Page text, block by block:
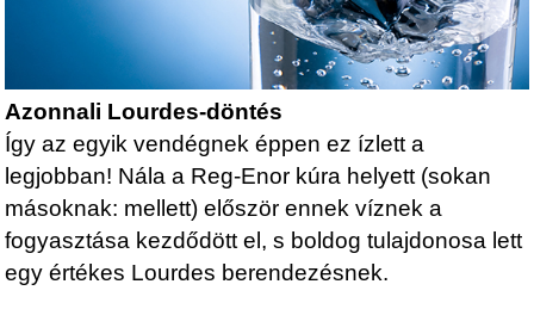
Azonnali Lourdes-döntés
Így az egyik vendégnek éppen ez ízlett a
legjobban! Nála a Reg-Enor kúra helyett (sokan
másoknak: mellett) először ennek víznek a
fogyasztása kezdődött el, s boldog tulajdonosa lett
egy értékes Lourdes berendezésnek.